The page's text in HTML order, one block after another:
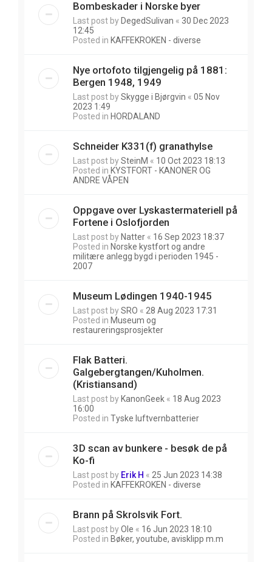
Bombeskader i Norske byer
Last post by DegedSulivan « 30 Dec 2023
12:45
Posted in KAFFEKROKEN - diverse
Nye ortofoto tilgjengelig på 1881:
Bergen 1948, 1949
Last post bySkygge i Bjørgvin « 05 Nov
2023 1:49
Posted in HORDALAND
Schneider K331(f) granathylse
Last post bySteinM « 10 Oct 2023 18:13
Posted in KYSTFORT - KANONER OG
ANDRE VÅPEN
Oppgave over Lyskastermateriell på
Fortene i Oslofjorden
Last post by Natter « 16 Sep 2023 18:37
Posted in Norske kystfort og andre
militære anlegg bygd i perioden 1945 -
2007
Museum Lødingen 1940-1945
Last post bySRO « 28 Aug 2023 17:31
Posted in Museum og
restaureringsprosjekter
Flak Batteri.
Galgebergtangen/Kuholmen.
(Kristiansand)
Last post by KanonGeek « 18 Aug 2023
16:00
Posted in Tyske luftvernbatterier
3D scan av bunkere - besøk de på
Ko-fi
Last post by Erik H « 25 Jun 2023 14:38
Posted in KAFFEKROKEN - diverse
Brann på Skrolsvik Fort.
Last post byOle « 16 Jun 2023 18:10
Posted in Bøker, youtube, avisklipp m.m